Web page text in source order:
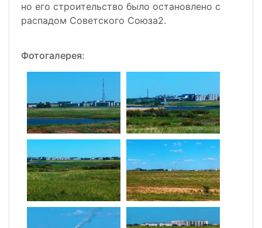
но его строительство было остановлено с
распадом Советского Союза2.
Фотогалерея: